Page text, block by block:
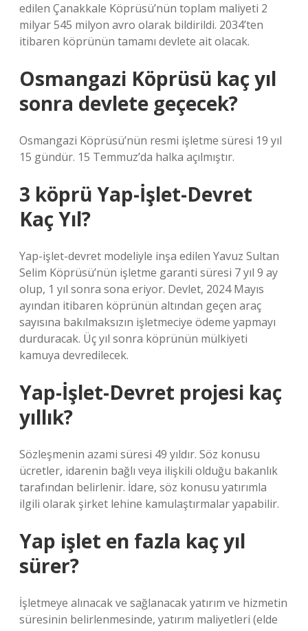
edilen Çanakkale Köprüsü’nün toplam maliyeti 2
milyar 545 milyon avro olarak bildirildi. 2034’ten
itibaren köprünün tamamı devlete ait olacak.
Osmangazi Köprüsü kaç yıl
sonra devlete geçecek?
Osmangazi Köprüsü’nün resmi işletme süresi 19 yıl
15 gündür. 15 Temmuz’da halka açılmıştır.
3 köprü Yap-İşlet-Devret
Kaç Yıl?
Yap-işlet-devret modeliyle inşa edilen Yavuz Sultan
Selim Köprüsü’nün işletme garanti süresi 7 yıl 9 ay
olup, 1 yıl sonra sona eriyor. Devlet, 2024 Mayıs
ayından itibaren köprünün altından geçen araç
sayısına bakılmaksızın işletmeciye ödeme yapmayı
durduracak. Üç yıl sonra köprünün mülkiyeti
kamuya devredilecek.
Yap-İşlet-Devret projesi kaç
yıllık?
Sözleşmenin azami süresi 49 yıldır. Söz konusu
ücretler, idarenin bağlı veya ilişkili olduğu bakanlık
tarafından belirlenir. İdare, söz konusu yatırımla
ilgili olarak şirket lehine kamulaştırmalar yapabilir.
Yap işlet en fazla kaç yıl
sürer?
İşletmeye alınacak ve sağlanacak yatırım ve hizmetin
süresinin belirlenmesinde, yatırım maliyetleri (elde